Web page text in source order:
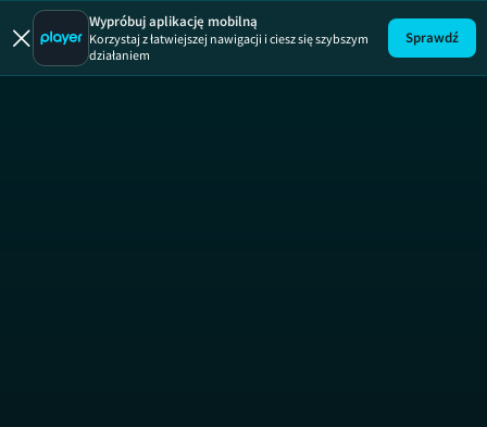
Druga szansa
Wypróbuj aplikację mobilną
Korzystaj z łatwiejszej nawigacji i ciesz się szybszym
działaniem
Sprawdź